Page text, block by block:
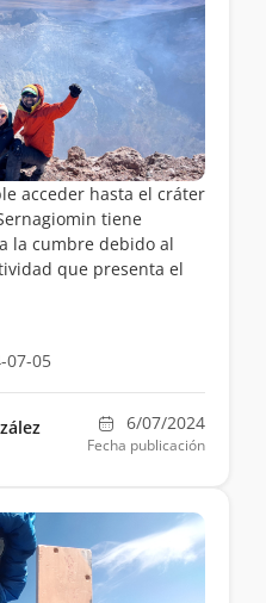
acceder hasta el cráter
tiene
la cumbre debido al
que presenta el
07-05
6/07/2024
Fecha publicación